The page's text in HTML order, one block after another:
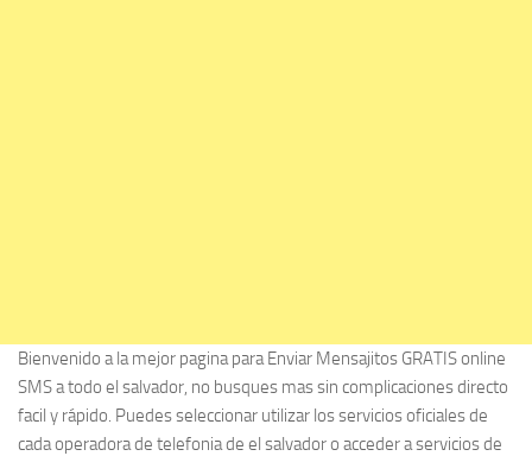
Bienvenido a la mejor pagina para Enviar Mensajitos GRATIS online
SMS a todo el salvador, no busques mas sin complicaciones directo
facil y rápido. Puedes seleccionar utilizar los servicios oficiales de
cada operadora de telefonia de el salvador o acceder a servicios de